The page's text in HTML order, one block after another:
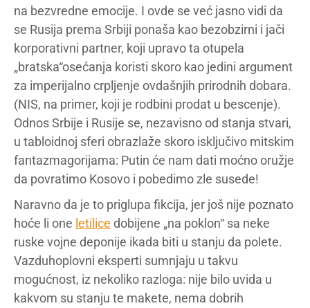
na bezvredne emocije. I ovde se već jasno vidi da
se Rusija prema Srbiji ponaša kao bezobzirni i jači
korporativni partner, koji upravo ta otupela
„bratska“osećanja koristi skoro kao jedini argument
za imperijalno crpljenje ovdašnjih prirodnih dobara.
(NIS, na primer, koji je rodbini prodat u bescenje).
Odnos Srbije i Rusije se, nezavisno od stanja stvari,
u tabloidnoj sferi obrazlaže skoro isključivo mitskim
fantazmagorijama: Putin će nam dati moćno oružje
da povratimo Kosovo i pobedimo zle susede!
Naravno da je to priglupa fikcija, jer još nije poznato
hoće li one letilice dobijene „na poklon“ sa neke
ruske vojne deponije ikada biti u stanju da polete.
Vazduhoplovni eksperti sumnjaju u takvu
mogućnost, iz nekoliko razloga: nije bilo uvida u
kakvom su stanju te makete, nema dobrih